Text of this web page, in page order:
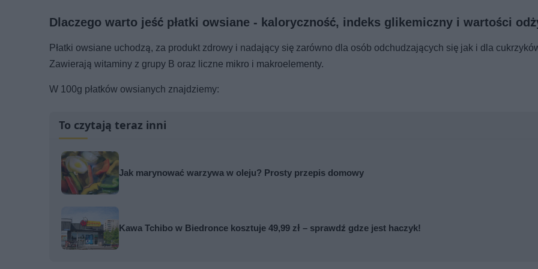
Dlaczego warto jeść płatki owsiane - kaloryczność, indeks glikemiczny i wartości
Płatki owsiane uchodzą, za produkt zdrowy i nadający się zarówno dla osób odchudzających się jak i dla
Zawierają witaminy z grupy B oraz liczne mikro i makroelementy.
W 100g płatków owsianych znajdziemy:
To czytają teraz inni
Jak marynować warzywa w oleju? Prosty przepis domowy
Kawa Tchibo w Biedronce kosztuje 49,99 zł – sprawdź gdze jest haczyk!